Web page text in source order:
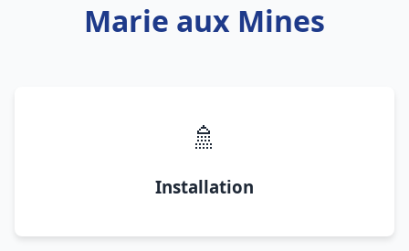
Marie aux Mines
🚿
Installation